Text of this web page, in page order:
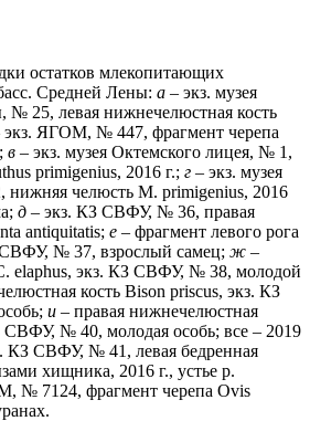
остатков млекопитающих
Средней Лены: а – экз. музея
№ 25, левая нижнечелюстная кость
ЯГОМ, № 447, фрагмент черепа
в – экз. музея Октемского лицея, № 1,
primigenius, 2016 г.; г – экз. музея
нижняя челюсть M. primigenius, 2016
д – экз. КЗ СВФУ, № 36, правая
antiquitatis; е – фрагмент левого рога
СВФУ, № 37, взрослый самец; ж –
elaphus, экз. КЗ СВФУ, № 38, молодой
кость Bison priscus, экз. КЗ
и – правая нижнечелюстная
СВФУ, № 40, молодая особь; все – 2019
КЗ СВФУ, № 41, левая бедренная
хищника, 2016 г., устье р.
№ 7124, фрагмент черепа Ovis